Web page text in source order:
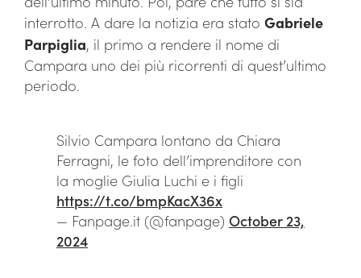
interrotto. A dare la notizia era stato Gabriele
Parpiglia, il primo a rendere il nome di
Campara uno dei più ricorrenti di quest’ultimo
periodo.
Silvio Campara lontano da Chiara
Ferragni, le foto dell’imprenditore con
la moglie Giulia Luchi e i figli
https://t.co/bmpKacX36x
— Fanpage.it (@fanpage) October 23,
2024